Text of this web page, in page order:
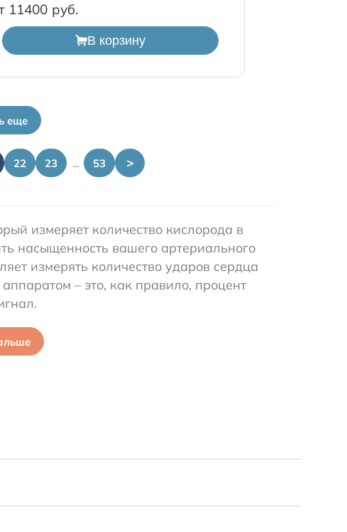
11400
В корзину
еще
22 23 ... 53 >
измеряет количество кислорода в
насыщенность вашего артериального
измерять количество ударов сердца
– это, как правило, процент